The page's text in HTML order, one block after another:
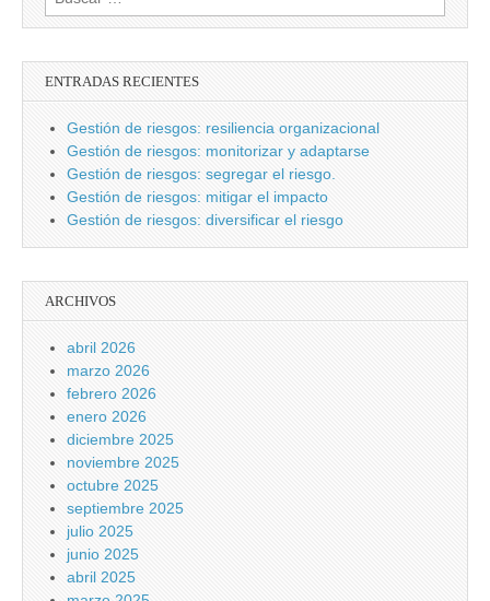
ENTRADAS RECIENTES
Gestión de riesgos: resiliencia organizacional
Gestión de riesgos: monitorizar y adaptarse
Gestión de riesgos: segregar el riesgo.
Gestión de riesgos: mitigar el impacto
Gestión de riesgos: diversificar el riesgo
ARCHIVOS
abril 2026
marzo 2026
febrero 2026
enero 2026
diciembre 2025
noviembre 2025
octubre 2025
septiembre 2025
julio 2025
junio 2025
abril 2025